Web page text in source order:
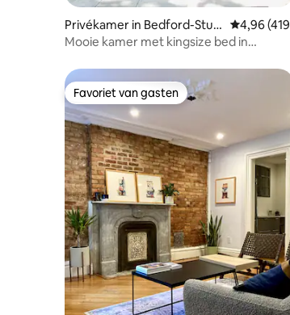
Privékamer in Bedford-Stuy
vesant
4,96
Mooie kamer met kingsize bed in
Favoriet van gasten
Favoriet van gasten